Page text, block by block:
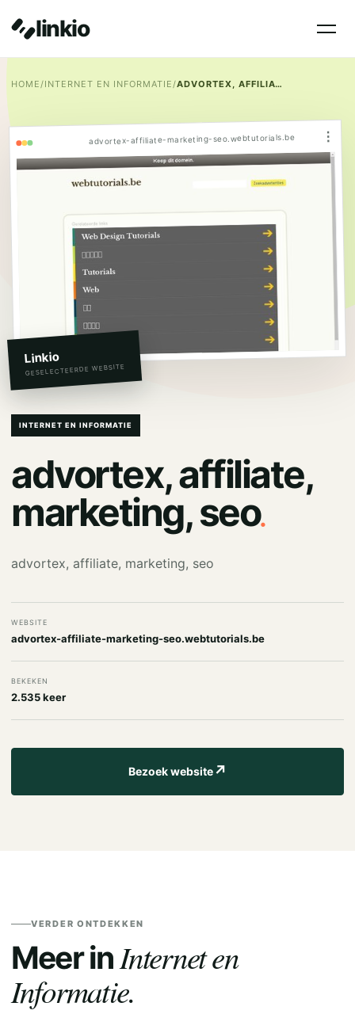
linkio
HOME/INTERNET EN INFORMATIE/ ADVORTEX, AFFILIATE, MARKETING, SEO
advortex-affiliate-marketing-seo.webtutorials.be ⋮
Linkio
GESELECTEERDE WEBSITE
INTERNET EN INFORMATIE
advortex, affiliate,
marketing, seo.
advortex, affiliate, marketing, seo
WEBSITE
advortex-affiliate-marketing-seo.webtutorials.be
BEKEKEN
2.535 keer
Bezoek website↗
VERDER ONTDEKKEN
Meer inInternet en
Informatie.